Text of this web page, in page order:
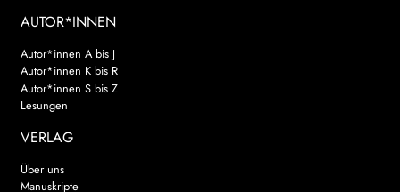
AUTOR*INNEN
Autor*innen A bis J
Autor*innen K bis R
Autor*innen S bis Z
Lesungen
VERLAG
Über uns
Manuskripte